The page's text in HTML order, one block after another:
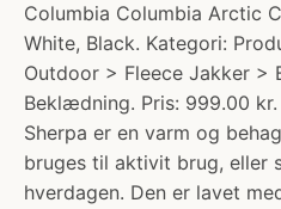
Columbia Columbia Arctic
White, Black. Kategori:
Outdoor > Fleece Jakker >
Beklædning. Pris: 999.00
Sherpa er en varm og
bruges til aktivit brug, eller
hverdagen. Den er lavet